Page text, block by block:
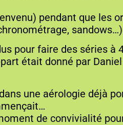
pendant que les
pour faire des séries à
était donné par
une aérologie déjà
de convivialité